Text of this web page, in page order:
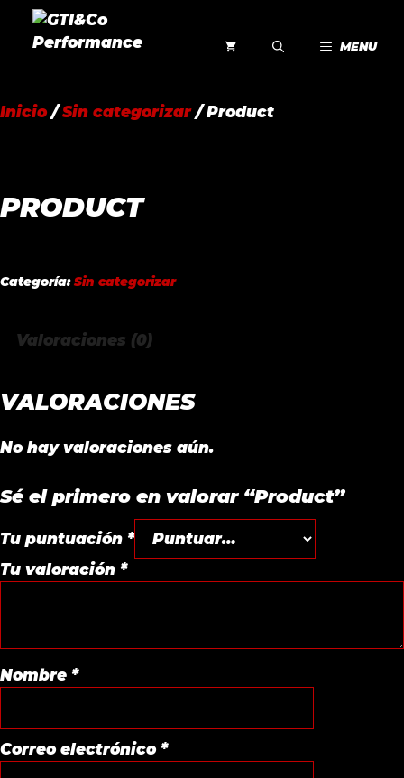
Saltar
MENU
Inicio/Sin categorizar/ Product
PRODUCT
Categoría:Sin categorizar
Valoraciones (0)
VALORACIONES
No hay valoraciones aún.
Sé el primero en valorar “Product”
Tu puntuación *
Tu valoración *
Nombre *
Correo electrónico *